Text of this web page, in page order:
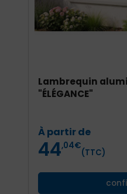
Lambrequin
"ÉLÉGANCE"
À partir dePrix
44,04€
(TTC)